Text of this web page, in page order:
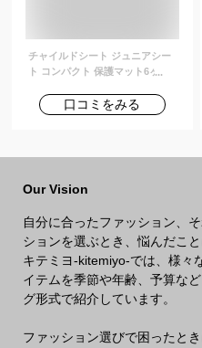
チャイルドシート ジュニアシー
ト コンパクト 保護マット6ヶ月
たみ マット クッション シート
軽量 持
口コミをみる
Our Vision
自分に合ったファッション、
ションを選ぶとき、悩んだこ
キテミヨ-kitemiyo-では、様々
イテムを季節や年齢、予算な
グ形式で紹介しています。
ファッション選びで困ったと